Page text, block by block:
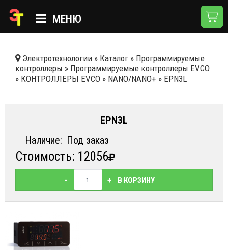
МЕНЮ
КАТАЛОГ
НОВОСТИ
ДОСТАВКА И ОПЛАТА
КОНТАКТЫ
Электротехнологии » Каталог » Программируемые
контроллеры » Программируемые контроллеры EVCO
» КОНТРОЛЛЕРЫ EVCO » NANO/NANO+ » EPN3L
EPN3L
Наличие: Под заказ
Стоимость: 12056
- + В КОРЗИНУ